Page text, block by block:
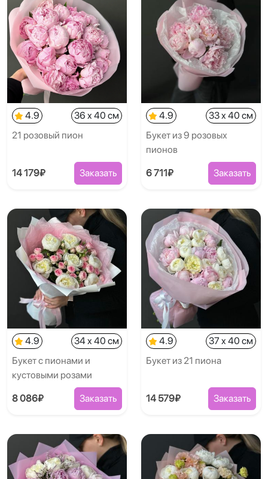
4.9
36 x 40 см
21 розовый пион
14 179₽ Заказать
4.9
33 x 40 см
Букет из 9 розовых
пионов
6 711₽ Заказать
4.9
34 x 40 см
Букет с пионами и
кустовыми розами
8 086₽ Заказать
4.9
37 x 40 см
Букет из 21 пиона
14 579₽ Заказать